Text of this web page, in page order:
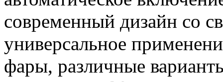
современный дизайн со
универсальное
фары, различные